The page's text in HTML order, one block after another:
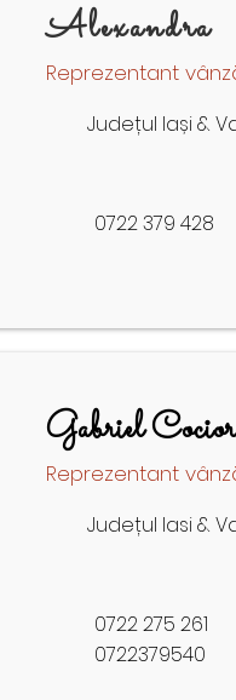
Alexandra
Reprezentant
Județul Iași &
0722 379 428
Gabriel
Reprezentant
Județul Iasi &
0722 275 261
0722379540